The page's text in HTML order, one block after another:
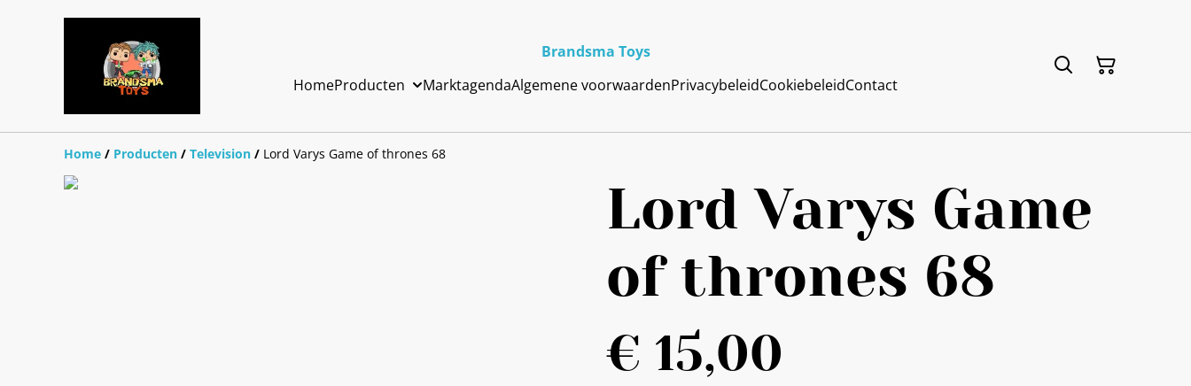
Brandsma Toys
HomeProducten MarktagendaAlgemene voorwaardenPrivacybeleidCookiebeleidContact
Home / Producten / Television / Lord Varys Game of thrones 68
Lord Varys Game
of thrones 68
€ 15,00